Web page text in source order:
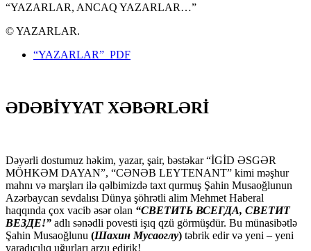
“YAZARLAR, ANCAQ YAZARLAR…”
© YAZARLAR.
“YAZARLAR” PDF
ƏDƏBİYYAT XƏBƏRLƏRİ
Dəyərli dostumuz həkim, yazar, şair, bəstəkar “İGİD ƏSGƏR
MÖHKƏM DAYAN”, “CƏNƏB LEYTENANT” kimi məşhur
mahnı və marşları ilə qəlbimizdə taxt qurmuş Şahin Musaoğlunun
Azərbaycan sevdalısı Dünya şöhrətli alim Mehmet Haberal
haqqında çox vacib əsər olan “СВЕТИТЬ ВСЕГДА, СВЕТИТ
ВЕЗДЕ!” adlı sənədli povesti işıq qzü görmüşdür. Bu münasibətlə
Şahin Musaoğlunu (Шахин Мусаоглу) təbrik edir və yeni – yeni
yaradıcılıq uğurları arzu edirik!